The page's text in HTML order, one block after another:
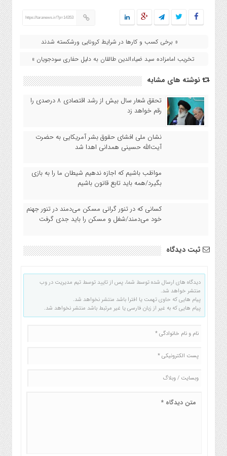
https://taranews.ir/?p=14353
« برخی کسب و کارها در شرایط کرونایی ورشکسته شدند
تخریب امامزاده سید ضیاءالدین طالقان به دلیل حفاری سودجویان »
نوشته های مشابه
تحقق شعار سال بیش از رشد اقتصادی ۸ درصدی را
رقم خواهد زد
نشان ملی افشای حقوق بشر آمریکایی به حضرت
آیت‌الله حسینی همدانی اهدا شد
مواظب باشیم که اجازه ندهیم شیطان ما را به بازی
بگیرد/همه باید تابع قانون باشیم
کسانی که در تنور گرانی مسکن می‌دمند در تنور جهنم
خود می‌دمند/شغل و مسکن را باید جدی گرفت
ثبت دیدگاه
دیدگاه های ارسال شده توسط شما، پس از تایید توسط تیم مدیریت در وب
منتشر خواهد شد.
پیام هایی که حاوی تهمت یا افترا باشد منتشر نخواهد شد.
پیام هایی که به غیر از زبان فارسی یا غیر مرتبط باشد منتشر نخواهد شد.